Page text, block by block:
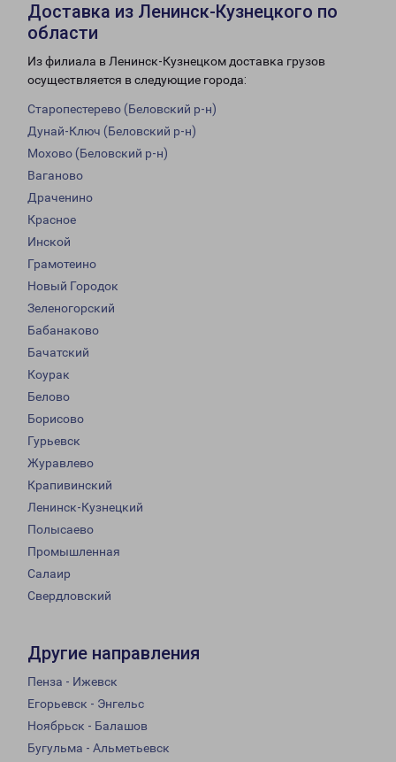
Доставка из Ленинск-Кузнецкого по
области
Из филиала в Ленинск-Кузнецком доставка грузов
осуществляется в следующие города:
Старопестерево (Беловский р-н)
Дунай-Ключ (Беловский р-н)
Мохово (Беловский р-н)
Ваганово
Драченино
Красное
Инской
Грамотеино
Новый Городок
Зеленогорский
Бабанаково
Бачатский
Коурак
Белово
Борисово
Гурьевск
Журавлево
Крапивинский
Ленинск-Кузнецкий
Полысаево
Промышленная
Салаир
Свердловский
Другие направления
Пенза - Ижевск
Егорьевск - Энгельс
Ноябрьск - Балашов
Бугульма - Альметьевск